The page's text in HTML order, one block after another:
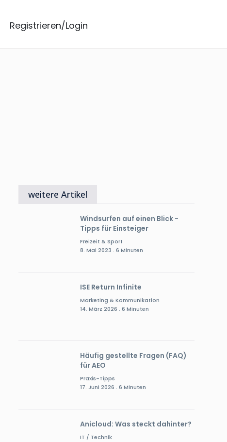
Registrieren/Login
weitere Artikel
Windsurfen auf einen Blick -
Tipps für Einsteiger
Freizeit & Sport
8. Mai 2023 . 6 Minuten
ISE Return Infinite
Marketing & Kommunikation
14. März 2026 . 6 Minuten
Häufig gestellte Fragen (FAQ)
für AEO
Praxis-Tipps
17. Juni 2026 . 6 Minuten
Anicloud: Was steckt dahinter?
IT / Technik